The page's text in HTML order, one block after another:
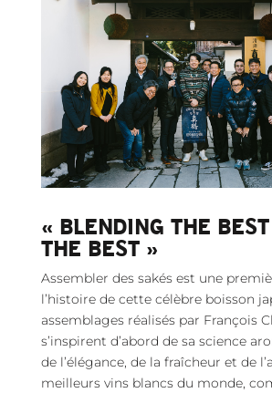
« BLENDING THE
THE BEST »
Assembler des sakés est une
l’histoire de cette célèbre boisson
assemblages réalisés par François
s’inspirent d’abord de sa science
de l’élégance, de la fraîcheur et de
meilleurs vins blancs du monde,